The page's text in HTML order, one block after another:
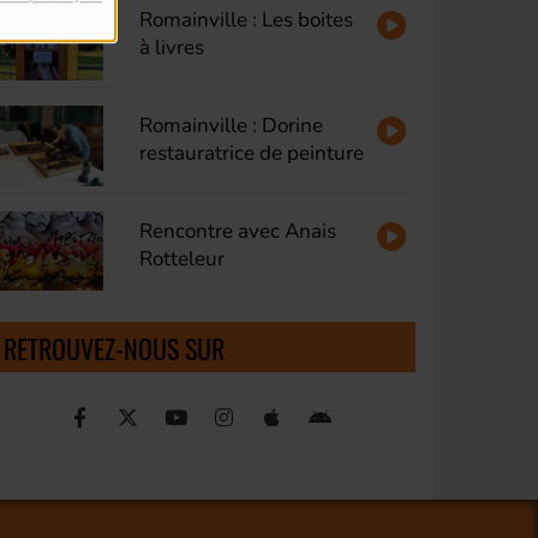
Romainville : Les boites
à livres
Romainville : Dorine
restauratrice de peinture
Rencontre avec Anais
Rotteleur
RETROUVEZ-NOUS SUR